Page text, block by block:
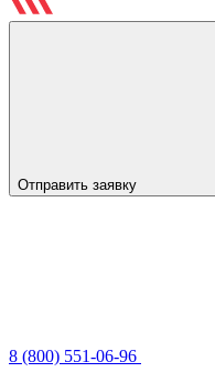
Отправить заявку
8 (800) 551-06-96